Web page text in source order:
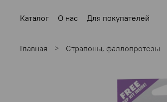
Каталог О нас Для покупателей
Главная Страпоны, фаллопротезы